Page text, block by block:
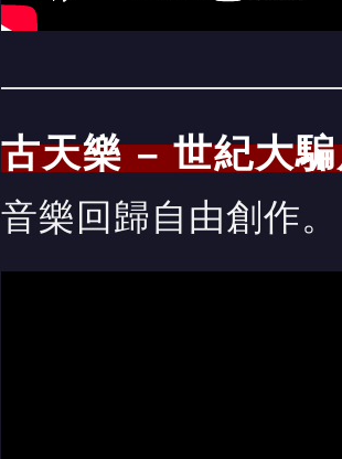
古天樂 – 世紀大
音樂回歸自由創作。